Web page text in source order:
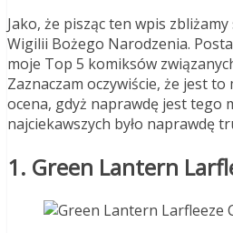
Jako, że pisząc ten wpis
Wigilii Bożego Narodzenia.
moje Top 5 komiksów
Zaznaczam oczywiście, że jest
ocena, gdyż naprawdę jest tego
najciekawszych było naprawdę
1. Green Lantern